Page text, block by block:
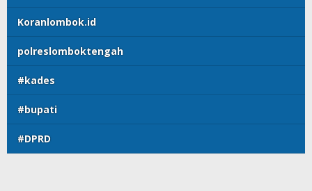
Koranlombok.id
polreslomboktengah
#kades
#bupati
#DPRD